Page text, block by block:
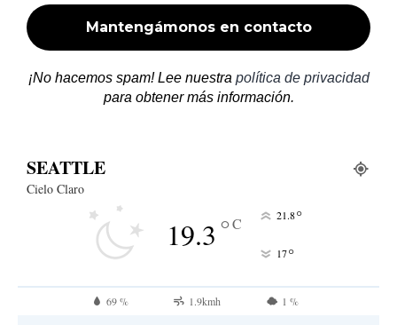
¡No hacemos spam! Lee nuestra política de privacidad
para obtener más información.
SEATTLE
Cielo Claro
19.3°C 21.8°
17°
69 % 1.9kmh 1 %